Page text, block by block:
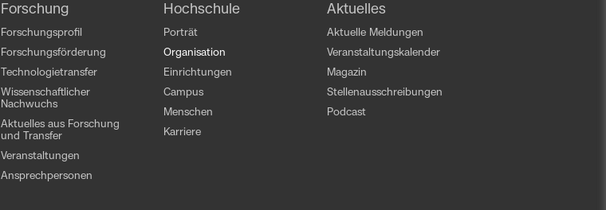
Forschung
Forschungsprofil
Forschungsförderung
Technologietransfer
Wissenschaftlicher
Nachwuchs
Aktuelles aus Forschung
und Transfer
Veranstaltungen
Ansprechpersonen
Hochschule
Porträt
Organisation
Einrichtungen
Campus
Menschen
Karriere
Aktuelles
Aktuelle Meldungen
Veranstaltungskalender
Magazin
Stellenausschreibungen
Podcast